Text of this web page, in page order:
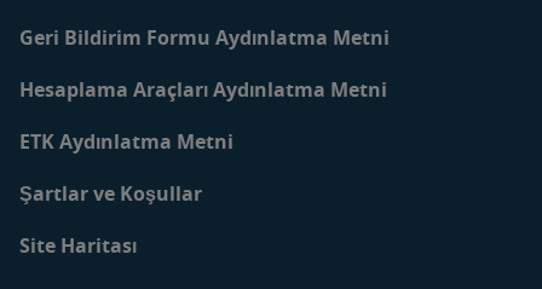
Geri Bildirim Formu Aydınlatma Metni
Hesaplama Araçları Aydınlatma Metni
ETK Aydınlatma Metni
Şartlar ve Koşullar
Site Haritası